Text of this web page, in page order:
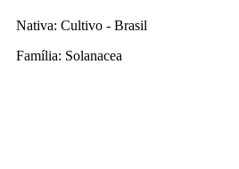
Nativa: Cultivo - Brasil
Família: Solanacea